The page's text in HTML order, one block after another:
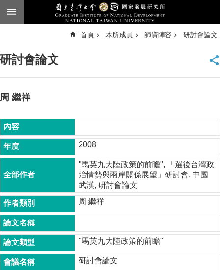
跳到主要內容區塊
臺
頁
公
告
本
簡
本
所
成
員
博
士
首頁 本所成員 師資陣容 研討會論文
研討會論文
周 繼祥
2008
"馬英九大陸政策的前瞻", 「選後台灣政
治情勢與兩岸關係展望」研討會, 中國
武漢, 研討會論文
周 繼祥
"馬英九大陸政策的前瞻"
研討會論文